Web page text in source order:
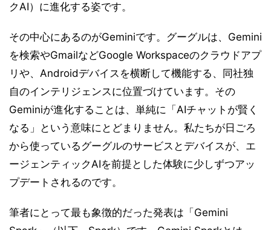
クAI）に進化する姿です。
その中心にあるのがGeminiです。グーグルは、Gemini
を検索やGmailなどGoogle Workspaceのクラウドアプ
リや、Androidデバイスを横断して機能する、同社独
自のインテリジェンスに位置づけています。その
Geminiが進化することは、単純に「AIチャットが賢く
なる」という意味にとどまりません。私たちが日ごろ
から使っているグーグルのサービスとデバイスが、エ
ージェンティックAIを前提とした体験に少しずつアッ
プデートされるのです。
筆者にとって最も象徴的だった発表は「Gemini